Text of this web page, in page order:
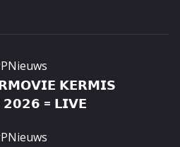
Nieuws
𝗞𝗘𝗥𝗠𝗜𝗦
= 𝗟𝗜𝗩𝗘
Nieuws